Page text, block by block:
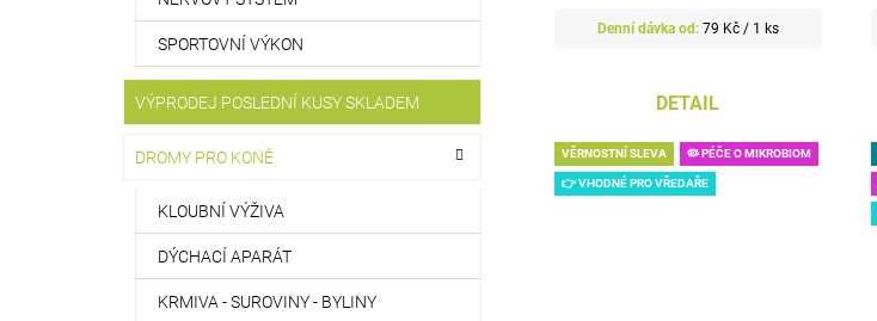
SPORTOVNÍ VÝKON
VÝPRODEJ POSLEDNÍ KUSY SKLADEM
DROMY PRO KONĚ
KLOUBNÍ VÝŽIVA
DÝCHACÍ APARÁT
KRMIVA - SUROVINY - BYLINY
Měrná
79 Kč / 1 ks
DETAIL
VĚRNOSTNÍ SLEVA 🦠 PÉČE O MIKROBIOM
👉 VHODNÉ PRO VŘEDAŘE